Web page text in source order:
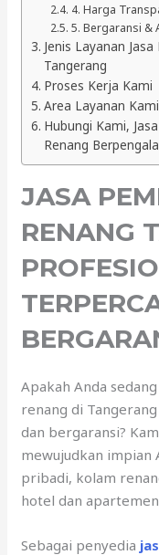
4. Harga
5. Bergaransi &
Jenis Layanan
Tangerang
Proses Kerja Kami
Area Layanan
Hubungi Kami,
Renang
JASA
RENANG
Apakah Anda
renang di
dan bergaransi?
mewujudkan impian
pribadi, kolam
hotel dan
Sebagai penyedia